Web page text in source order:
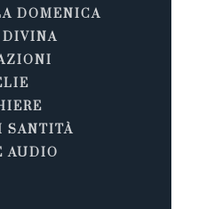
DOMENICA
SANTITÀ
AUDIO